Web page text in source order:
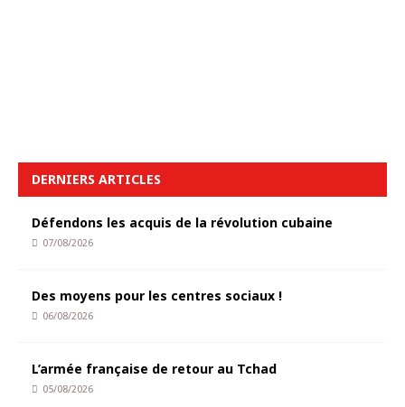
DERNIERS ARTICLES
Défendons les acquis de la révolution cubaine
07/08/2026
Des moyens pour les centres sociaux !
06/08/2026
L’armée française de retour au Tchad
05/08/2026